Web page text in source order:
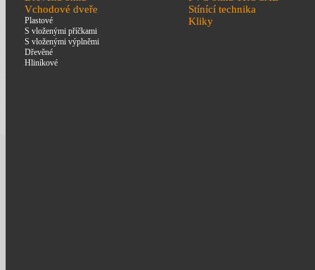
Vchodové dveře
Plastové
S vloženými příčkami
S vloženými výplněmi
Dřevěné
Hliníkové
Stínící technika
Kliky